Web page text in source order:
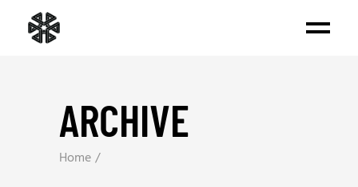
ARCHIVE
Home